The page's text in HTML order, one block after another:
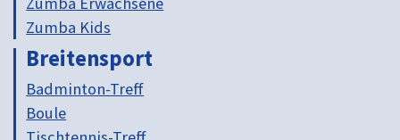
Zumba Kids
Breitensport
Badminton-Treff
Boule